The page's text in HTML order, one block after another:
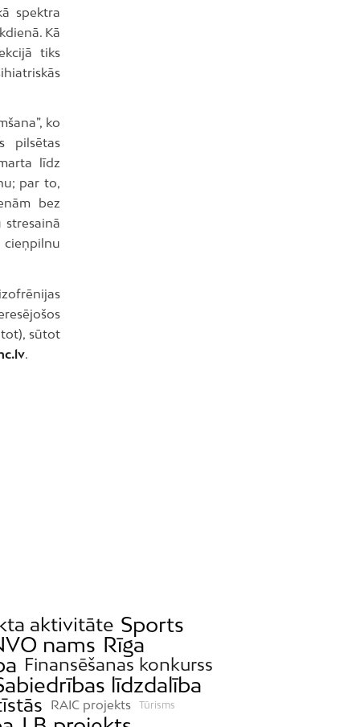
spektra
Kā
tiks
ko
pilsētas
līdz
par to,
bez
stresainā
cieņpilnu
sūtot
.
aktivitāte Sports
nams Rīga
Finansēšanas konkurss
līdzdalība
RAIC projekts Tūrisms